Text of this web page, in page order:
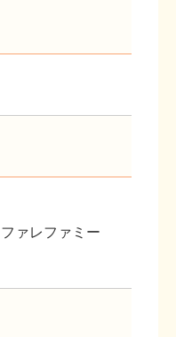
ァレファミー